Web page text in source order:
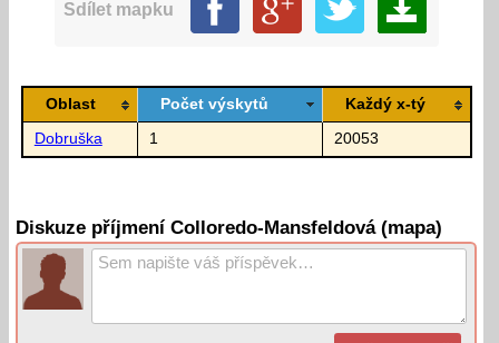
Sdílet mapku
Oblast Počet výskytů Každý x-tý
Dobruška 1 20053
Diskuze příjmení Colloredo-Mansfeldová (mapa)